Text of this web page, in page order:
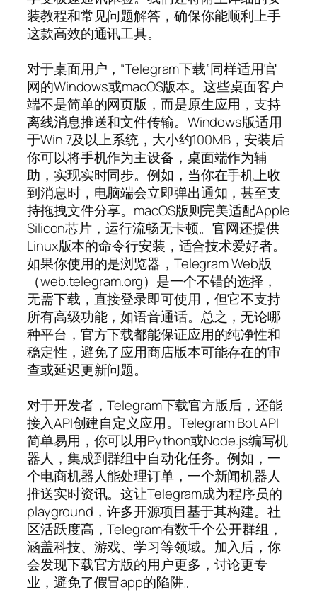
装教程和常见问题解答，确保你能顺利上手
这款高效的通讯工具。
对于桌面用户，“Telegram下载”同样适用官
网的Windows或macOS版本。这些桌面客户
端不是简单的网页版，而是原生应用，支持
离线消息推送和文件传输。Windows版适用
于Win 7及以上系统，大小约100MB，安装后
你可以将手机作为主设备，桌面端作为辅
助，实现实时同步。例如，当你在手机上收
到消息时，电脑端会立即弹出通知，甚至支
持拖拽文件分享。macOS版则完美适配Apple
Silicon芯片，运行流畅无卡顿。官网还提供
Linux版本的命令行安装，适合技术爱好者。
如果你使用的是浏览器，Telegram Web版
（web.telegram.org）是一个不错的选择，
无需下载，直接登录即可使用，但它不支持
所有高级功能，如语音通话。总之，无论哪
种平台，官方下载都能保证应用的纯净性和
稳定性，避免了应用商店版本可能存在的审
查或延迟更新问题。
对于开发者，Telegram下载官方版后，还能
接入API创建自定义应用。Telegram Bot API
简单易用，你可以用Python或Node.js编写机
器人，集成到群组中自动化任务。例如，一
个电商机器人能处理订单，一个新闻机器人
推送实时资讯。这让Telegram成为程序员的
playground，许多开源项目基于其构建。社
区活跃度高，Telegram有数千个公开群组，
涵盖科技、游戏、学习等领域。加入后，你
会发现下载官方版的用户更多，讨论更专
业，避免了假冒app的陷阱。